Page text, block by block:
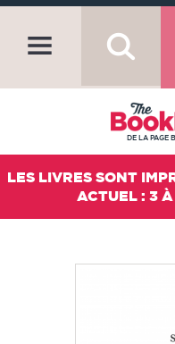
DE LA PAGE
LES LIVRES SONT
ACTUEL : 3